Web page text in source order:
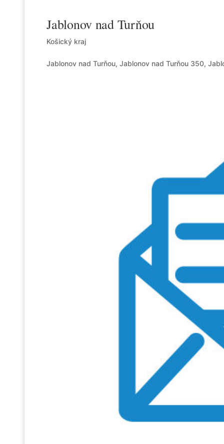
Jablonov nad Turňou
Košický kraj
Jablonov nad Turňou, Jablonov nad Turňou 350,